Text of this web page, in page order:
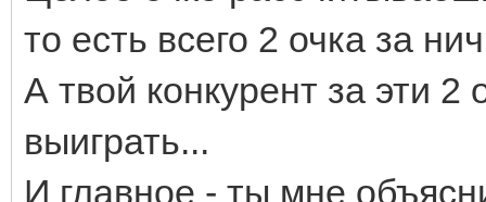
то есть всего 2 очка за
А твой конкурент за эти
выиграть...
И главное - ты мне